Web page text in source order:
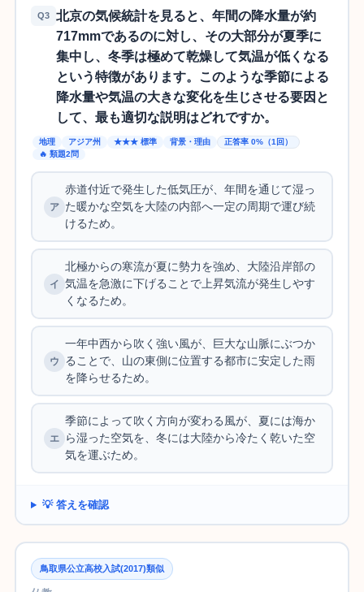
Q3
北京の気候統計を見ると、年間の降水量が約
717mmであるのに対し、その大部分が夏季に
集中し、冬季は極めて乾燥して気温が低くなる
という特徴があります。このような季節による
降水量や気温の大きな変化を生じさせる要因と
して、最も適切な説明はどれですか。
地理 アジア州 ★★★ 標準 背景・理由
正答率 0%（1回）
🔥 類題2問
赤道付近で発生した低気圧が、年間を通じて湿っ
た暖かな空気を大陸の内部へ一定の周期で運び続
けるため。
北極からの寒流が夏に勢力を強め、大陸沿岸部の
気温を急激に下げることで上昇気流が発生しやす
くなるため。
一年中西から吹く強い風が、巨大な山脈にぶつか
ることで、山の東側に位置する都市に安定した雨
を降らせるため。
季節によって吹く方向が変わる風が、夏には海か
ら湿った空気を、冬には大陸から冷たく乾いた空
気を運ぶため。
💡 答えを確認
鳥取県公立高校入試(2017)類似